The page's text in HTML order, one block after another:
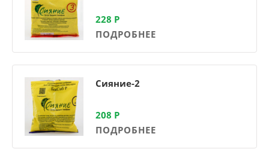
228 Р
ПОДРОБНЕЕ
Сияние-2
208 Р
ПОДРОБНЕЕ